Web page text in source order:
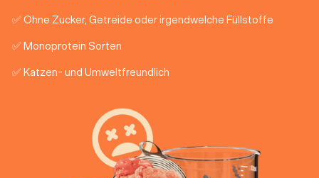
✅ Ohne Zucker, Getreide oder irgendwelche Füllstoffe
✅ Monoprotein Sorten
✅ Katzen- und Umweltfreundlich